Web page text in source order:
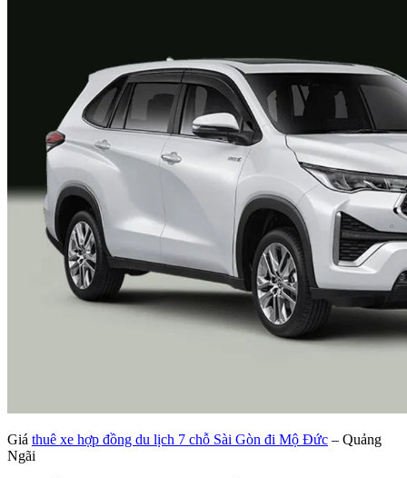
Giá thuê xe hợp đồng du lịch 7 chỗ Sài Gòn đi Mộ Đức – Quảng
Ngãi